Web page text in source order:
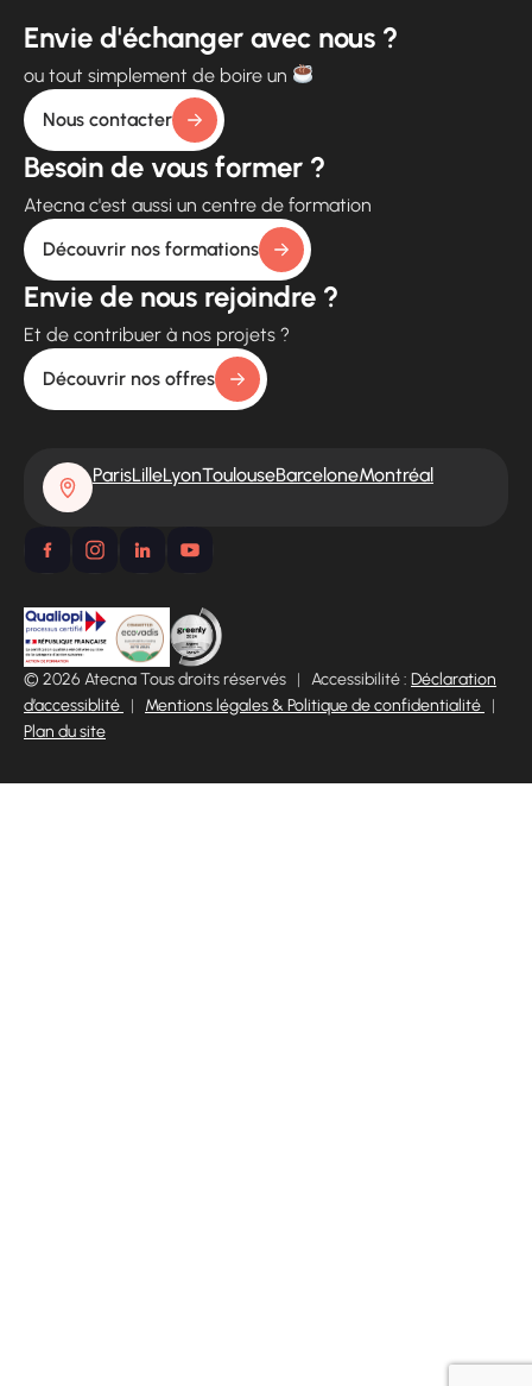
Envie d'échanger avec nous ?
ou tout simplement de boire un
Nous contacter
Besoin de vous former ?
Atecna c'est aussi un centre de formation
Découvrir nos formations
Envie de nous rejoindre ?
Et de contribuer à nos projets ?
Découvrir nos offres
ParisLilleLyonToulouseBarceloneMontréal
© 2026 Atecna Tous droits réservés | Accessibilité : Déclaration
d’accessiblité | Mentions légales & Politique de confidentialité |
Plan du site